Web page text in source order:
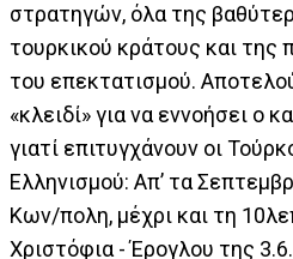
στρατηγών, όλα της
τουρκικού κράτους και της
του επεκτατισμού.
«κλειδί» για να εννοήσει ο
γιατί επιτυγχάνουν οι
Ελληνισμού: Απ’ τα
Κων/πολη, μέχρι και τη
Χριστόφια - Έρογλου της